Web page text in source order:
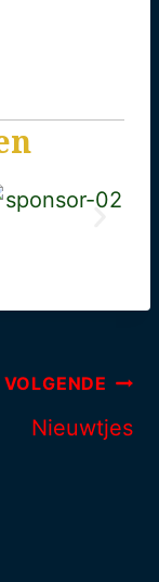
VOLGENDE
Nieuwtjes